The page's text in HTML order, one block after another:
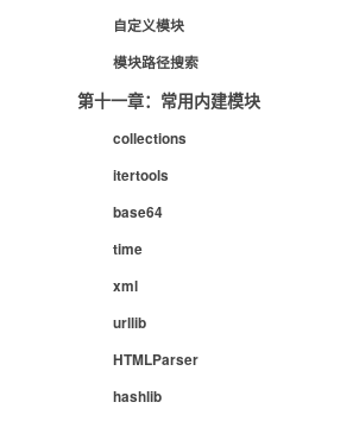
自定义模块
模块路径搜索
第十一章：常用内建模块
collections
itertools
base64
time
xml
urllib
HTMLParser
hashlib